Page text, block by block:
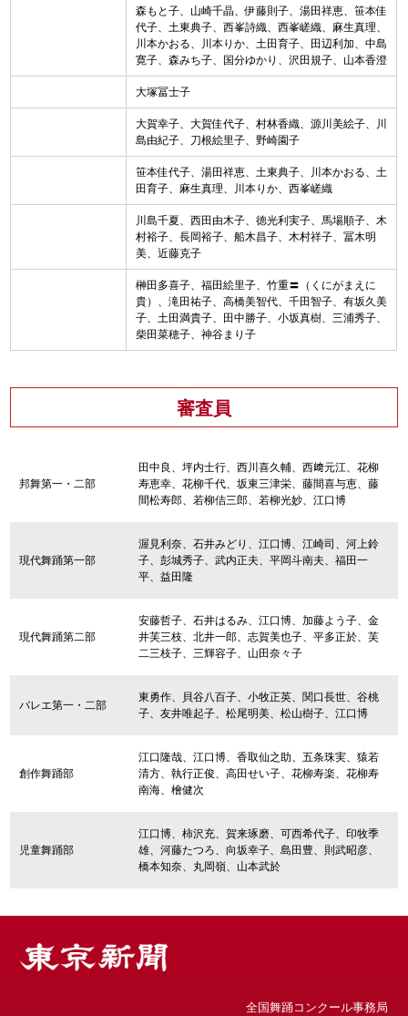
森もと子、山崎千晶、伊藤則子、湯田祥恵、笹本佳
代子、土東典子、西峯詩織、西峯嵯織、麻生真理、
川本かおる、川本りか、土田育子、田辺利加、中島
寛子、森みち子、国分ゆかり、沢田規子、山本香澄
大塚冨士子
大賀幸子、大賀佳代子、村林香織、源川美絵子、川
島由紀子、刀根絵里子、野崎園子
笹本佳代子、湯田祥恵、土東典子、川本かおる、土
田育子、麻生真理、川本りか、西峯嵯織
川島千夏、西田由木子、徳光利実子、馬場順子、木
村裕子、長岡裕子、船木昌子、木村祥子、冨木明
美、近藤克子
榊田多喜子、福田絵里子、竹重〓（くにがまえに
貴）、滝田祐子、高橋美智代、千田智子、有坂久美
子、土田満貴子、田中勝子、小坂真樹、三浦秀子、
柴田菜穂子、神谷まり子
審査員
邦舞第一・二部
田中良、坪内士行、西川喜久輔、西﨑元江、花柳
寿恵幸、花柳千代、坂東三津栄、藤間喜与恵、藤
間松寿郎、若柳佶三郎、若柳光妙、江口博
現代舞踊第一部
渥見利奈、石井みどり、江口博、江崎司、河上鈴
子、彭城秀子、武内正夫、平岡斗南夫、福田一
平、益田隆
現代舞踊第二部
安藤哲子、石井はるみ、江口博、加藤よう子、金
井芙三枝、北井一郎、志賀美也子、平多正於、芙
二三枝子、三輝容子、山田奈々子
バレエ第一・二部
東勇作、貝谷八百子、小牧正英、関口長世、谷桃
子、友井唯起子、松尾明美、松山樹子、江口博
創作舞踊部
江口隆哉、江口博、香取仙之助、五条珠実、猿若
清方、執行正俊、高田せい子、花柳寿楽、花柳寿
南海、檜健次
児童舞踊部
江口博、柿沢充、賀来琢磨、可西希代子、印牧季
雄、河藤たつろ、向坂幸子、島田豊、則武昭彦、
橋本知奈、丸岡嶺、山本武於
全国舞踊コンクール事務局